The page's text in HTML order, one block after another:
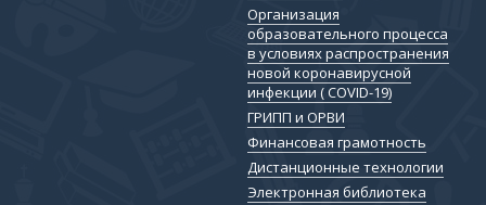
Организация
образовательного процесса
в условиях распространения
новой коронавирусной
инфекции ( COVID-19)
ГРИПП и ОРВИ
Финансовая грамотность
Дистанционные технологии
Электронная библиотека